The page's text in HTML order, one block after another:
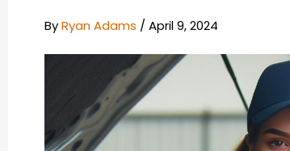
ByRyan Adams / April 9, 2024